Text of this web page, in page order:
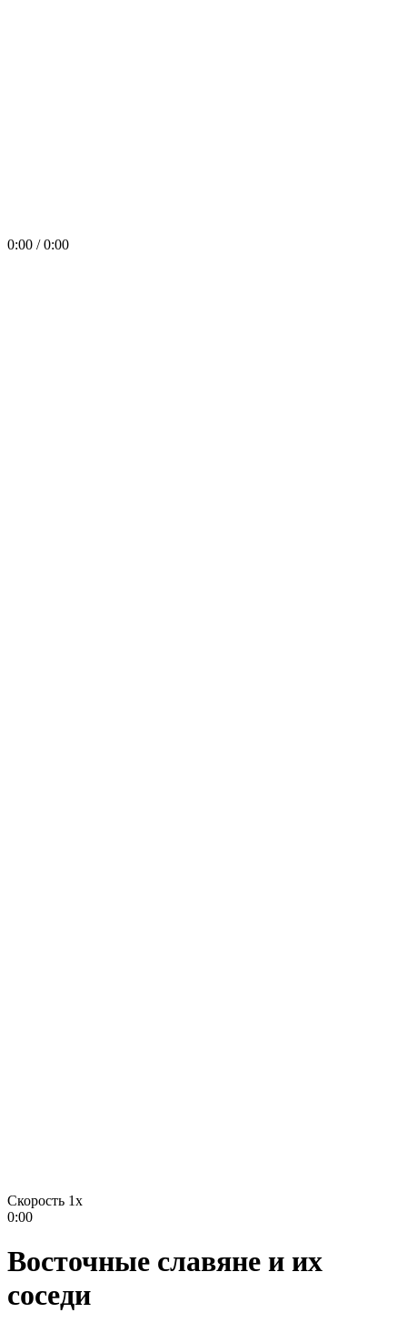
0:00 / 0:00
Скорость 1x
0:00
Восточные славяне и их
соседи